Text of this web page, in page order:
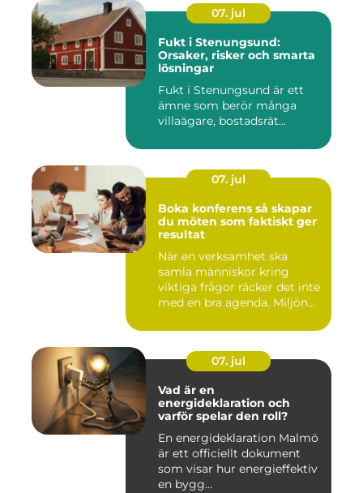
07. jul
Fukt i Stenungsund:
Orsaker, risker och smarta
lösningar
Fukt i Stenungsund är ett
ämne som berör många
villaägare, bostadsrät...
07. jul
Boka konferens så skapar
du möten som faktiskt ger
resultat
När en verksamhet ska
samla människor kring
viktiga frågor räcker det inte
med en bra agenda. Miljön...
07. jul
Vad är en
energideklaration och
varför spelar den roll?
En energideklaration Malmö
är ett officiellt dokument
som visar hur energieffektiv
en bygg...